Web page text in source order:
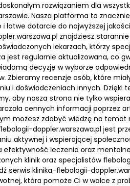
rozwiązaniem dla
Nasza platforma to
dotarcie do najwyższej
znajdziesz
lekarzach, którzy
jest regularnie aktualizowana, co
decyzję w wyborze
Zbieramy recenzje osób, które
i doświadczeniach innych. Dzięki
aby nasza strona nie tylko
cennych informacji poprzez
możesz zdobyć wiedzę na
doppler.warszawa.pl jest
aktywnej i wspierającej
efektywność leczenia oraz
klinik oraz specjalistów
serwis klinika-flebologii-
która pomoże Ci w walce z